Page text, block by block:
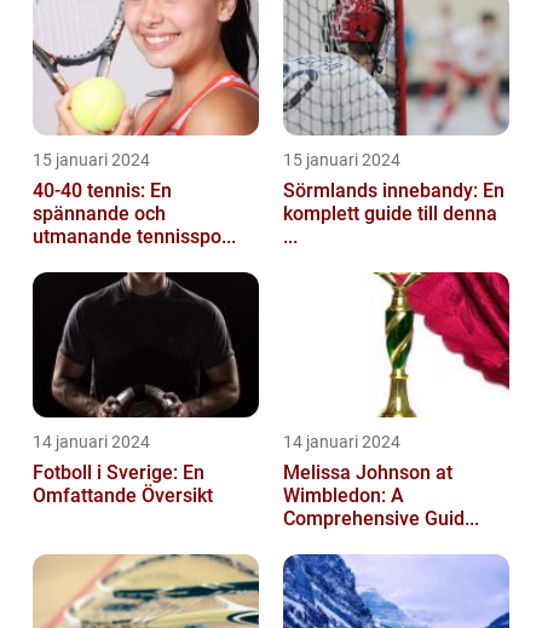
15 januari 2024
40-40 tennis: En
spännande och
utmanande tennisspo...
15 januari 2024
Sörmlands innebandy: En
komplett guide till denna
...
14 januari 2024
Fotboll i Sverige: En
Omfattande Översikt
14 januari 2024
Melissa Johnson at
Wimbledon: A
Comprehensive Guid...